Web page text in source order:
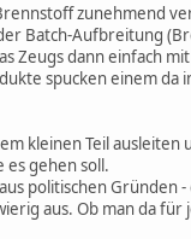
zunehmend
Batch-Aufbreitung
Zeugs dann einfach
spucken einem da
kleinen Teil
es gehen soll.
politischen Gründen
aus. Ob man da